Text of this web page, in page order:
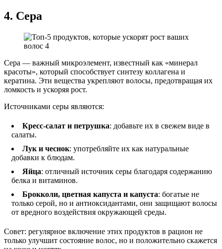
4. Сера
Сера — важный микроэлемент, известный как «минерал
красоты», который способствует синтезу коллагена и
кератина. Эти вещества укрепляют волосы, предотвращая их
ломкость и ускоряя рост.
Источниками серы являются:
Кресс-салат и петрушка: добавьте их в свежем виде в
салаты.
Лук и чеснок: употребляйте их как натуральные
добавки к блюдам.
Яйца: отличный источник серы благодаря содержанию
белка и витаминов.
Брокколи, цветная капуста и капуста: богатые не
только серой, но и антиоксидантами, они защищают волосы
от вредного воздействия окружающей среды.
Совет: регулярное включение этих продуктов в рацион не
только улучшит состояние волос, но и положительно скажется